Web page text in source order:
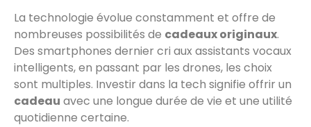
La technologie évolue constamment et offre de
nombreuses possibilités de cadeaux originaux.
Des smartphones dernier cri aux assistants vocaux
intelligents, en passant par les drones, les choix
sont multiples. Investir dans la tech signifie offrir un
cadeau avec une longue durée de vie et une utilité
quotidienne certaine.